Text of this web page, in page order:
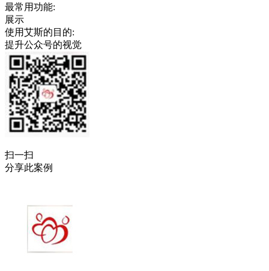
最常用功能:
展示
使用艾斯的目的:
提升公众号的视觉
扫一扫
分享此案例